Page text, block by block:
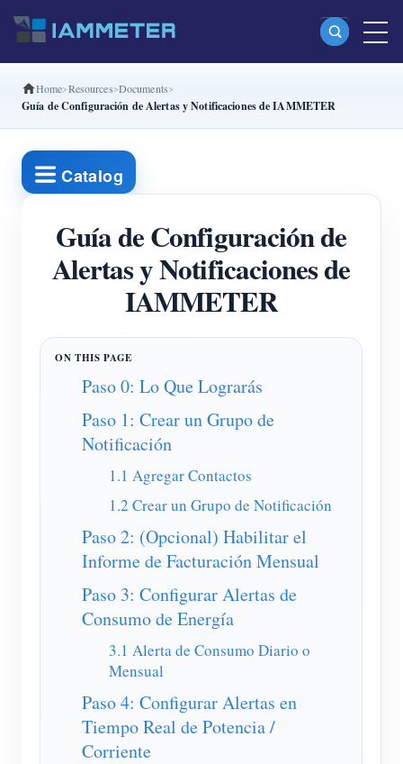
Productos
Medidor Wi-Fi bifásico (WEM2067)
Medidor Wi-Fi trifásico (WEM3046T)
Medidor Wi-Fi trifásico (WEM3050T)
Controlador de potencia WiFi
IAMMETER Cloud Pro
Servicio self-hosting
Cargador EV
Simulador IAMMETER
Medidor virtual
Sistema de previsión y simulación energética
Aplicaciones
Monitor de energía para sistemas FV
Monitor de consumo eléctrico
Sistema de control para calentador FV
Monitoreo energético de fábrica
Tienda
Recursos
Inicio rápido
Documentación
Videos tutoriales
Comunidad
Programa de contribuidores
Centro de contribuidores
Soluciones
Contacto
Home Resources Documents
Guía de Configuración de Alertas y Notificaciones de IAMMETER
Catalog
Guía de Configuración de
Alertas y Notificaciones de
IAMMETER
Paso 0: Lo Que Lograrás
Paso 1: Crear un Grupo de
Notificación
1.1 Agregar Contactos
1.2 Crear un Grupo de Notificación
Paso 2: (Opcional) Habilitar el
Informe de Facturación Mensual
Paso 3: Configurar Alertas de
Consumo de Energía
3.1 Alerta de Consumo Diario o
Mensual
Paso 4: Configurar Alertas en
Tiempo Real de Potencia /
Corriente